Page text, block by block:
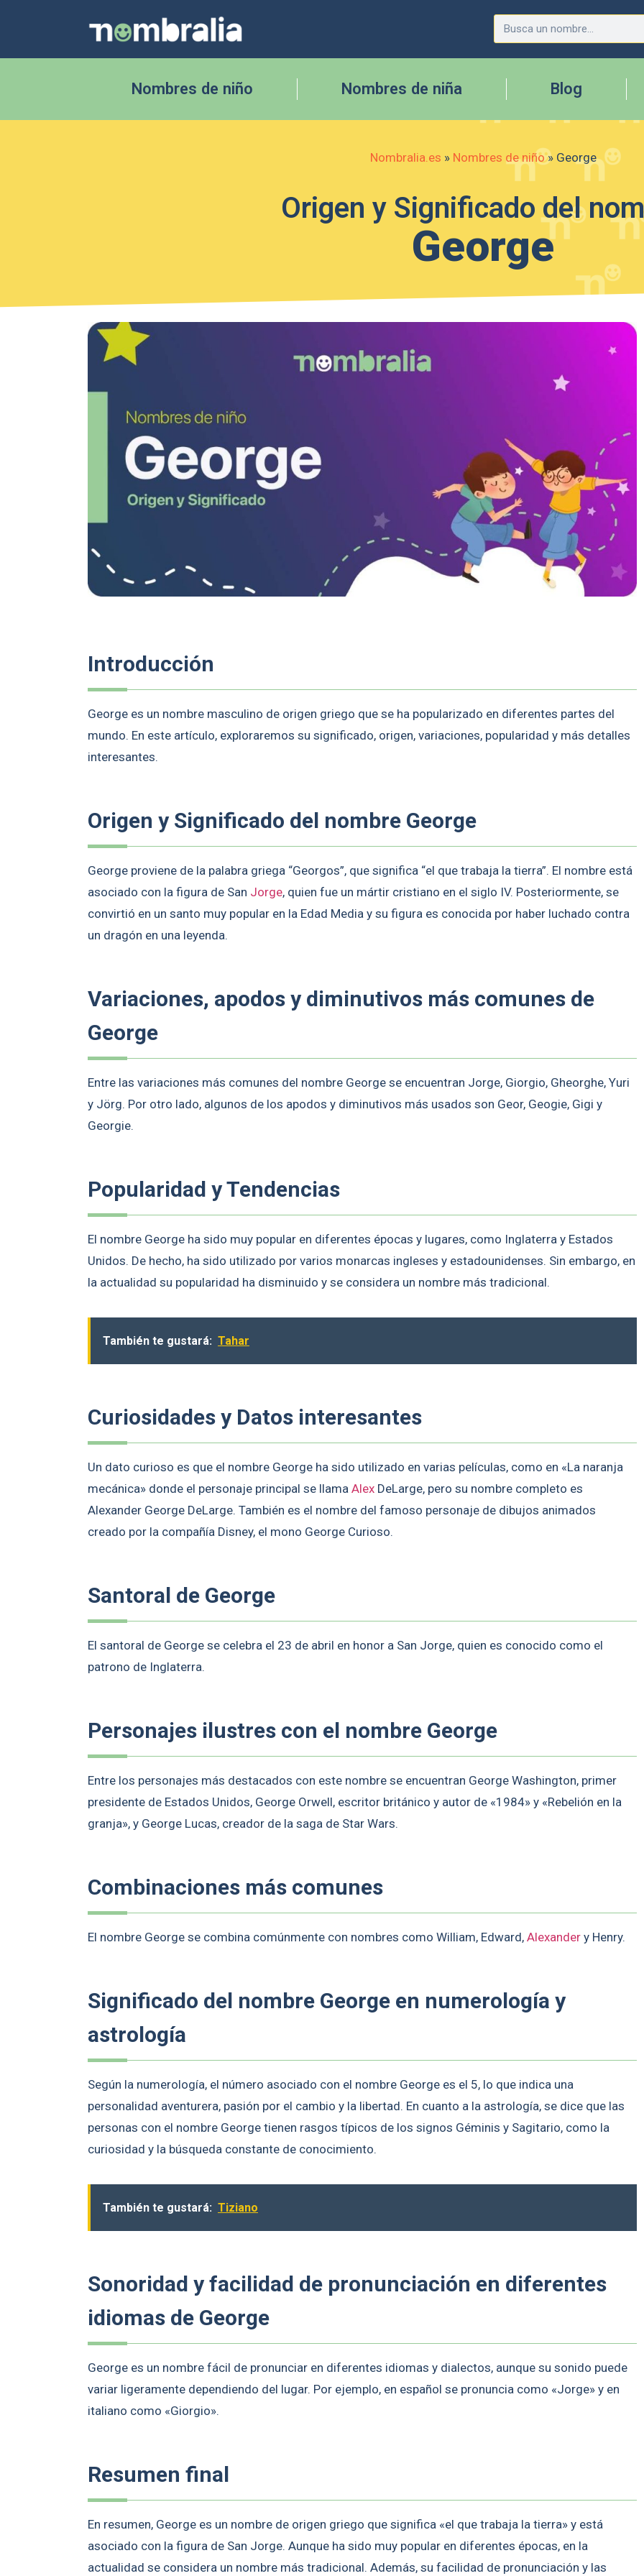
Nombres de niño Nombres de niña Blog
Nombralia.es » Nombres de niño» George
Origen y Significado del
George
Introducción
George es un nombre masculino de origen griego que se ha popularizado en diferentes partes del
mundo. En este artículo, exploraremos su significado, origen, variaciones, popularidad y más detalles
interesantes.
Origen y Significado del nombre George
George proviene de la palabra griega “Georgos”, que significa “el que trabaja la tierra”. El nombre está
asociado con la figura de San Jorge, quien fue un mártir cristiano en el siglo IV. Posteriormente, se
convirtió en un santo muy popular en la Edad Media y su figura es conocida por haber luchado contra
un dragón en una leyenda.
Variaciones, apodos y diminutivos más comunes de
George
Entre las variaciones más comunes del nombre George se encuentran Jorge, Giorgio, Gheorghe, Yuri
y Jörg. Por otro lado, algunos de los apodos y diminutivos más usados son Geor, Geogie, Gigi y
Georgie.
Popularidad y Tendencias
El nombre George ha sido muy popular en diferentes épocas y lugares, como Inglaterra y Estados
Unidos. De hecho, ha sido utilizado por varios monarcas ingleses y estadounidenses. Sin embargo, en
la actualidad su popularidad ha disminuido y se considera un nombre más tradicional.
También te gustará: Tahar
Curiosidades y Datos interesantes
Un dato curioso es que el nombre George ha sido utilizado en varias películas, como en «La naranja
mecánica» donde el personaje principal se llama Alex DeLarge, pero su nombre completo es
Alexander George DeLarge. También es el nombre del famoso personaje de dibujos animados
creado por la compañía Disney, el mono George Curioso.
Santoral de George
El santoral de George se celebra el 23 de abril en honor a San Jorge, quien es conocido como el
patrono de Inglaterra.
Personajes ilustres con el nombre George
Entre los personajes más destacados con este nombre se encuentran George Washington, primer
presidente de Estados Unidos, George Orwell, escritor británico y autor de «1984» y «Rebelión en la
granja», y George Lucas, creador de la saga de Star Wars.
Combinaciones más comunes
El nombre George se combina comúnmente con nombres como William, Edward, Alexander y Henry.
Significado del nombre George en numerología y
astrología
Según la numerología, el número asociado con el nombre George es el 5, lo que indica una
personalidad aventurera, pasión por el cambio y la libertad. En cuanto a la astrología, se dice que las
personas con el nombre George tienen rasgos típicos de los signos Géminis y Sagitario, como la
curiosidad y la búsqueda constante de conocimiento.
También te gustará: Tiziano
Sonoridad y facilidad de pronunciación en diferentes
idiomas de George
George es un nombre fácil de pronunciar en diferentes idiomas y dialectos, aunque su sonido puede
variar ligeramente dependiendo del lugar. Por ejemplo, en español se pronuncia como «Jorge» y en
italiano como «Giorgio».
Resumen final
En resumen, George es un nombre de origen griego que significa «el que trabaja la tierra» y está
asociado con la figura de San Jorge. Aunque ha sido muy popular en diferentes épocas, en la
actualidad se considera un nombre más tradicional. Además, su facilidad de pronunciación y las